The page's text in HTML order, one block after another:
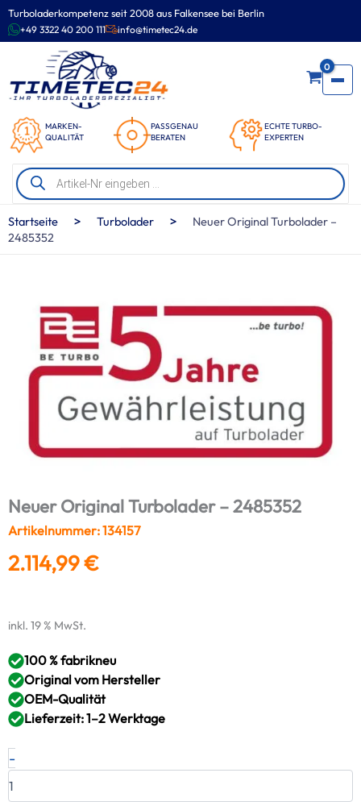
Turboladerkompetenz seit 2008 aus Falkensee bei Berlin
+49 3322 40 200 111 info@timetec24.de
MARKEN-
QUALITÄT
PASSGENAU
BERATEN
ECHTE TURBO-
EXPERTEN
0
Products
search
Zum
Inhalt
springen
Startseite > Turbolader >
Neuer Original Turbolader –
2485352
Neuer Original Turbolader – 2485352
Artikelnummer: 134157
2.114,99€
inkl. 19 % MwSt.
100 % fabrikneu
Original vom Hersteller
OEM-Qualität
Lieferzeit: 1–2 Werktage
-
Neuer
Original